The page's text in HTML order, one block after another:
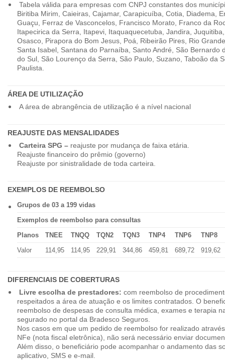
Tabela válida para empresas com CNPJ constantes dos
Biritiba Mirim, Caieiras, Cajamar, Carapicuíba, Cotia, Diadema,
Guaçu, Ferraz de Vasconcelos, Francisco Morato, Franco da
Itapecirica da Serra, Itapevi, Itaquaquecetuba, Jandira,
Osasco, Pirapora do Bom Jesus, Poá, Ribeirão Pires, Rio
Santa Isabel, Santana do Parnaíba, Santo André, São Bernardo
do Sul, São Lourenço da Serra, São Paulo, Suzano, Taboão da
Paulista.
ÁREA DE UTILIZAÇÃO
A área de abrangência de utilização é a nível nacional
REAJUSTE DAS MENSALIDADES
Carteira SPG –reajuste por mudança de faixa etária.
Reajuste financeiro do prêmio (governo)
Reajuste por sinistralidade de toda carteira.
EXEMPLOS DE REEMBOLSO
Grupos de 03 a 199 vidas
Exemplos de reembolso para consultas
Planos
TNEE TNQQ TQN2 TQN3 TNP4 TNP6
TNP8
Valor
114,95 114,95 229,91 344,86 459,81 689,72 919,62
DIFERENCIAIS DE COBERTURAS
Livre escolha de prestadores: com reembolso de
respeitados a área de atuação e os limites contratados. O
reembolso de despesas de consulta médica, exames e terapia
segurado no portal da Bradesco Seguros.
Nos casos em que um pedido de reembolso for realizado
NFe (nota fiscal eletrônica), não será necessário enviar
Além disso, o beneficiário pode acompanhar o andamento das
aplicativo, SMS e e-mail.